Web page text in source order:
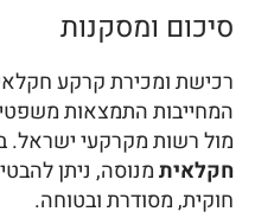
סיכום ומסקנות
רכישת ומכירת קרקע
המחייבות התמצאות
מול רשות מקרקעי ישראל.
חקלאיתמנוסה, ניתן
חוקית, מסודרת ובטוחה.